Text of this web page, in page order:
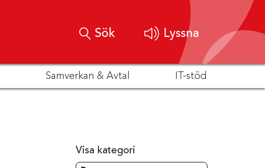
Sök Lyssna
Samverkan & Avtal IT-stöd
Visa kategori